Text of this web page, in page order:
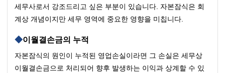
세무사로서 강조드리고 싶은 부분이 있습니다. 자본잠식은 회
계상 개념이지만 세무 영역에 중요한 영향을 미칩니다.
이월결손금의 누적
자본잠식의 원인이 누적된 영업손실이라면 그 손실은 세무상
이월결손금으로 처리되어 향후 발생하는 이익과 상계할 수 있